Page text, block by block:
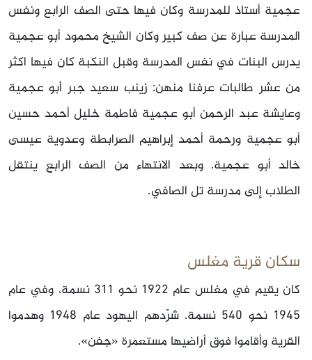
عجمية أستاذ للمدرسة وكان فيها حتى الصف الرابع ونفس
المدرسة عبارة عن صف كبير وكان الشيخ محمود أبو عجمية
يدرس البنات في نفس المدرسة وقبل النكبة كان فيها اكثر
من عشر طالبات عرفنا منهن: زينب سعيد جبر أبو عجمية
وعايشة عبد الرحمن أبو عجمية فاطمة خليل أحمد حسين
أبو عجمية ورحمة أحمد إبراهيم الصرابطة وعدوية عيسى
خالد أبو عجمية. وبعد الانتهاء من الصف الرابع ينتقل
الطلاب إلى مدرسة تل الصافي.
سكان قرية مغلس
كان يقيم في مغلس عام 1922 نحو 311 نسمة، وفي عام
1945 نحو 540 نسمة. شرّدهم اليهود عام 1948 وهدموا
القرية وأقاموا فوق أراضيها مستعمرة «جفن».